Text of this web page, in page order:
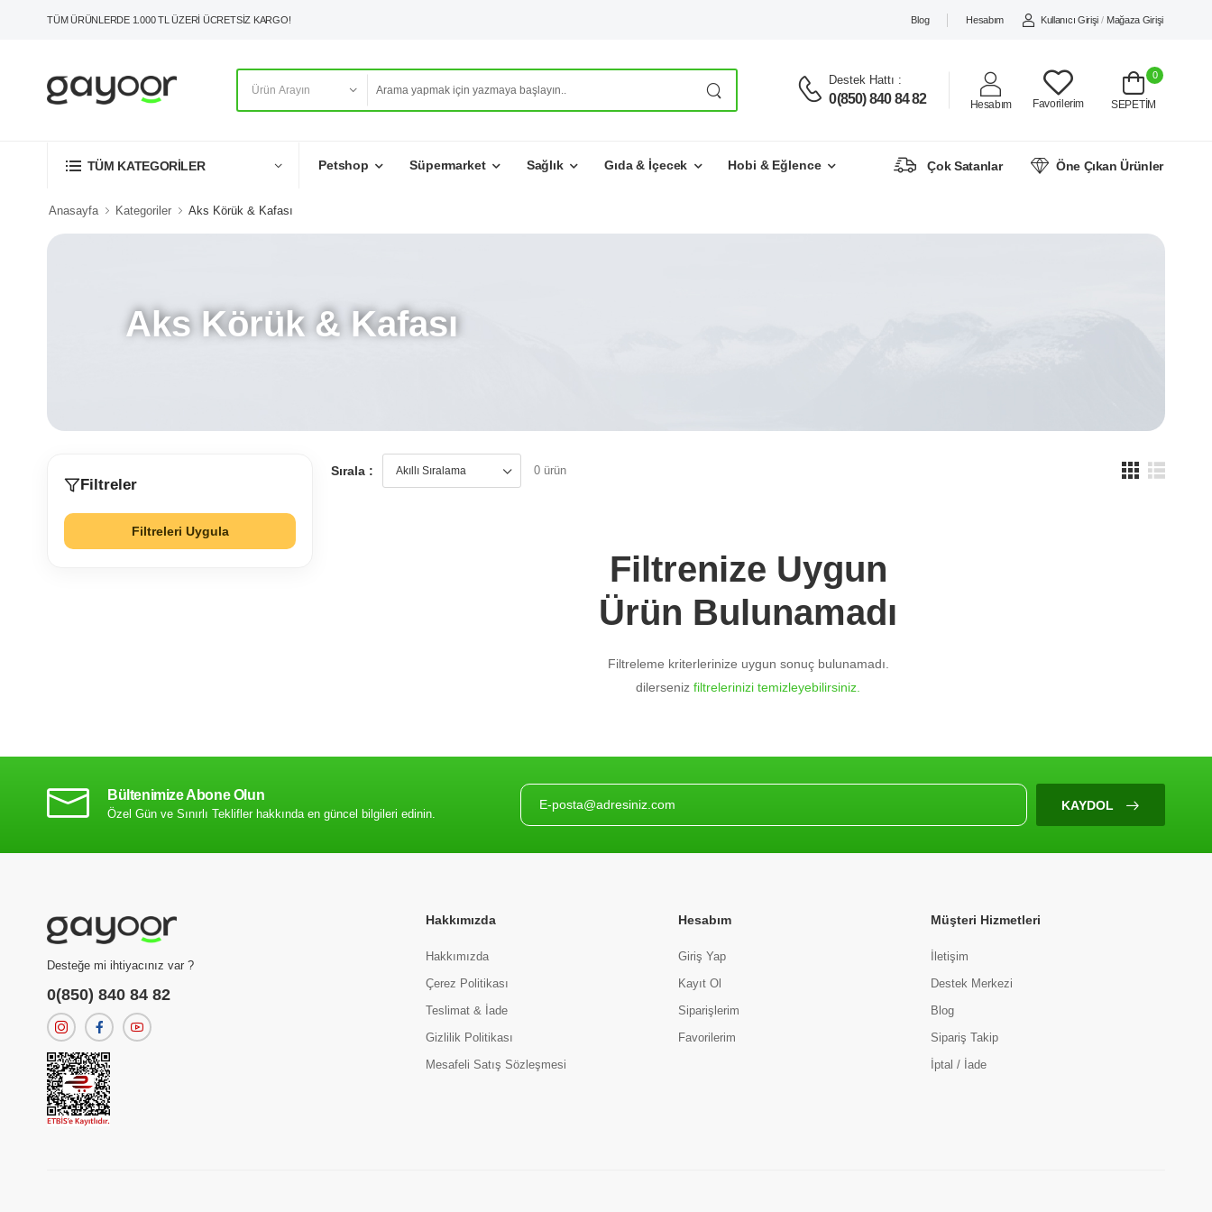
TÜM ÜRÜNLERDE 1.000 TL ÜZERİ ÜCRETSİZ KARGO! Blog Hesabım Kullanıcı Girişi / Mağaza Girişi
Destek Hattı :
0(850) 840 84 82 Hesabım Favorilerim
0
SEPETİM
TÜM KATEGORİLER Petshop Süpermarket Sağlık Gıda & İçecek Hobi & Eğlence Çok Satanlar Öne Çıkan Ürünler
Anasayfa Kategoriler Aks Körük & Kafası
Aks Körük & Kafası
Filtreler
Filtreleri Uygula
Sırala : 0 ürün
Filtrenize Uygun
Ürün Bulunamadı
Filtreleme kriterlerinize uygun sonuç bulunamadı.
dilerseniz filtrelerinizi temizleyebilirsiniz.
Bültenimize Abone Olun
Özel Gün ve Sınırlı Teklifler hakkında en güncel bilgileri edinin.
KAYDOL
Desteğe mi ihtiyacınız var ?
0(850) 840 84 82
Hakkımızda
Hakkımızda
Çerez Politikası
Teslimat & İade
Gizlilik Politikası
Mesafeli Satış Sözleşmesi
Hesabım
Giriş Yap
Kayıt Ol
Siparişlerim
Favorilerim
Müşteri Hizmetleri
İletişim
Destek Merkezi
Blog
Sipariş Takip
İptal / İade